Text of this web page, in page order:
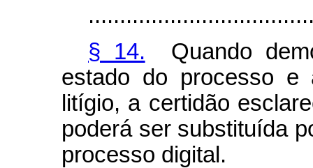
§ 14. Quando
estado do processo e
litígio, a certidão
poderá ser substituída
processo digital.